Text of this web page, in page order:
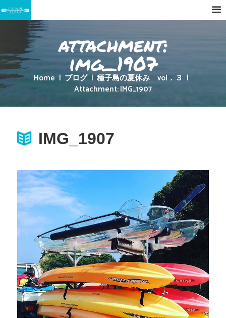
attachment:
img_1907
Home ブログ
種子島の夏休み vol．３
Attachment: IMG_1907
IMG_1907